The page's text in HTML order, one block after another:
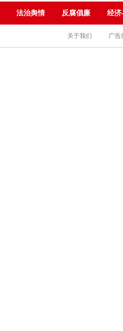
法治舆情 反腐倡廉 经
关于我们 广告